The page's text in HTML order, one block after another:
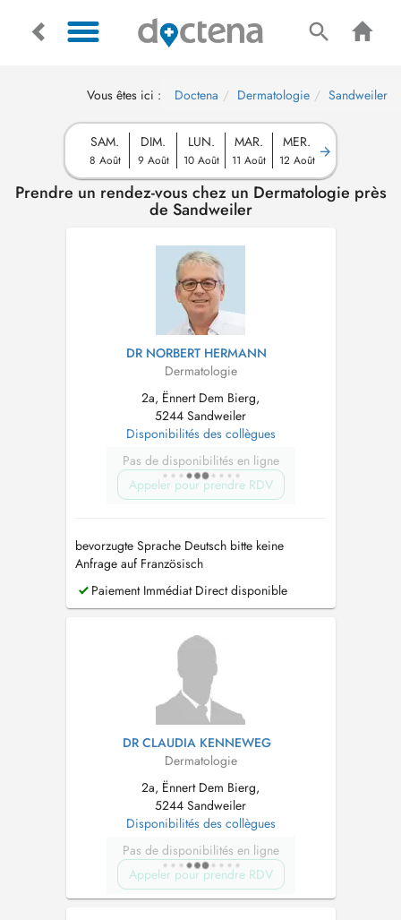
Vous êtes ici : Doctena Dermatologie Sandweiler
SAM.
8 Août
DIM.
9 Août
LUN.
10 Août
MAR.
11 Août
MER.
12 Août
Prendre un rendez-vous chez un Dermatologie près
de Sandweiler
DR NORBERT HERMANN
Dermatologie
2a, Ënnert Dem Bierg,
5244 Sandweiler
Disponibilités des collègues
Pas de disponibilités en ligne
Appeler pour prendre RDV
bevorzugte Sprache Deutsch bitte keine
Anfrage auf Französisch
Paiement Immédiat Direct disponible
DR CLAUDIA KENNEWEG
Dermatologie
2a, Ënnert Dem Bierg,
5244 Sandweiler
Disponibilités des collègues
Pas de disponibilités en ligne
Appeler pour prendre RDV